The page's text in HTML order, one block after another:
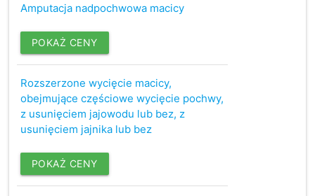
Amputacja nadpochwowa macicy
POKAŻ CENY
Rozszerzone wycięcie macicy,
obejmujące częściowe wycięcie pochwy,
z usunięciem jajowodu lub bez, z
usunięciem jajnika lub bez
POKAŻ CENY